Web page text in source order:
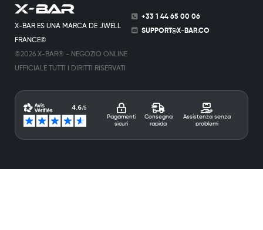
X-BAR ES UNA MARCA DE JWELL
FRANCE©
©2026 X-BAR® - NEGOZIO ONLINE
UFFICIALE TUTTI I DIRITTI RISERVATI
+33 1 44 65 00 06
SUPPORT@X-BAR.CO
Pagamenti
sicuri
Consegna
rapida
Assistenza senza
problemi